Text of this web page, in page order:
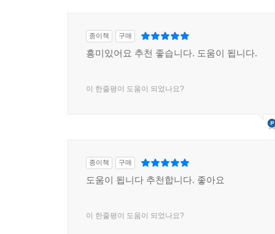
종이책 구매
흥미있어요 추천 좋습니다. 도움이 됩니다.
이 한줄평이 도움이 되었나요?
종이책 구매
도움이 됩니다 추천합니다. 좋아요
이 한줄평이 도움이 되었나요?